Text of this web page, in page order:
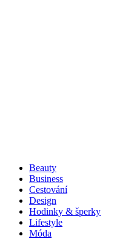
Beauty
Business
Cestování
Design
Hodinky & šperky
Lifestyle
Móda